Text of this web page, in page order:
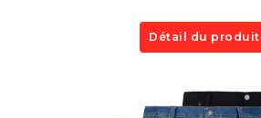
Détail du produit